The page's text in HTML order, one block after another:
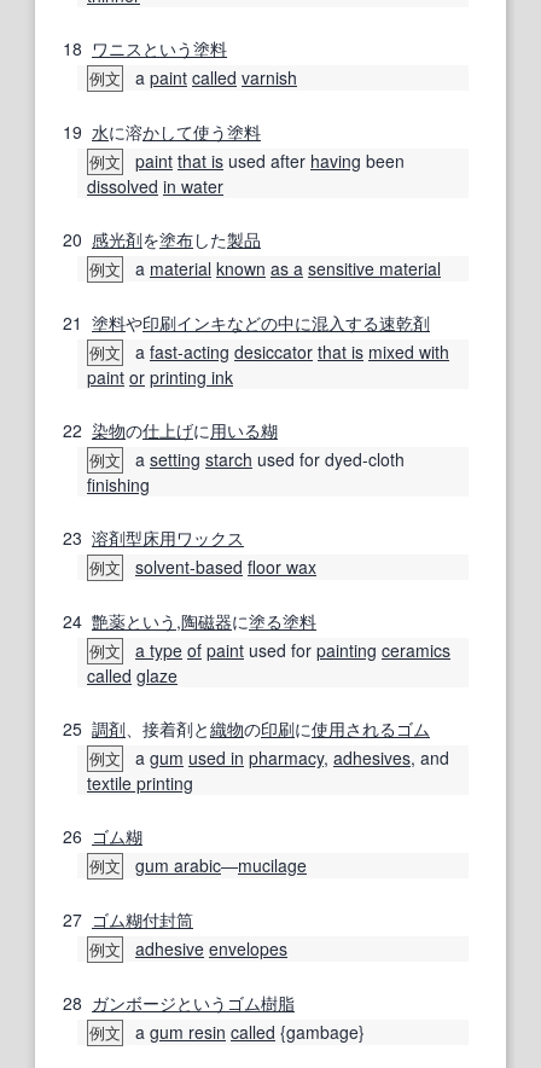
18 ワニス という塗料
例文 a paint called varnish
19 水に溶かして使う塗料
例文 paint that is used after having been
dissolved in water
20 感光剤を塗布した製品
例文 a material known as a sensitive material
21 塗料や印刷インキなどの中に混入する速乾剤
例文 a fast-acting desiccator that is mixed with
paint or printing ink
22 染物の仕上げに 用いる糊
例文 a setting starch used for dyed-cloth
finishing
23 溶剤型床用ワックス
例文 solvent-based floor wax
24 艶薬という ,陶磁器に塗る塗料
例文 a type of paint used for painting ceramics
called glaze
25 調剤 、接着剤と織物の印刷に使用される ゴム
例文 a gum used in pharmacy, adhesives, and
textile printing
26 ゴム糊
例文 gum arabic―mucilage
27 ゴム糊付封筒
例文 adhesive envelopes
28 ガンボージという ゴム樹脂
例文 a gum resin called {gambage}